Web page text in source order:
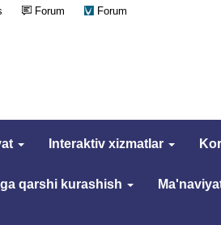
Forum
Forum
Interaktiv xizmatlar
qarshi kurashish